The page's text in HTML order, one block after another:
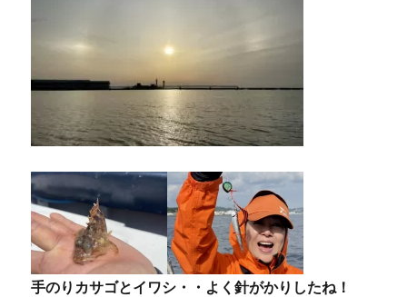
手のりカサゴとイワシ・・よく針がかりしたね！